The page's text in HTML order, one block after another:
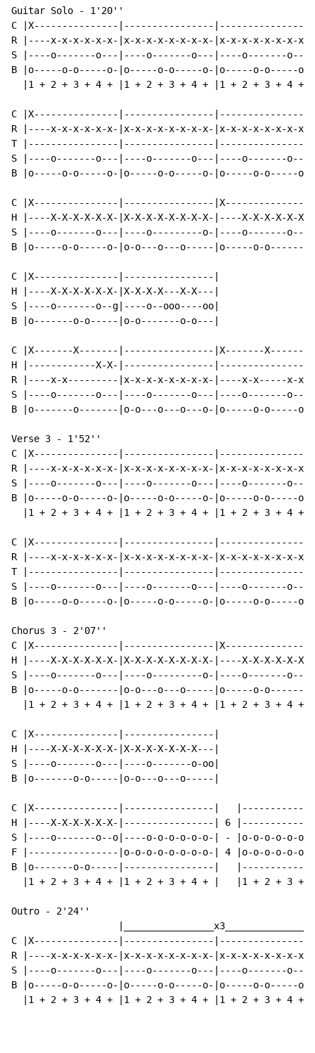
Guitar Solo - 1'20''
C |X---------------|----------------
R |----x-x-x-x-x-x-|x-x-x-x-x-x-x-x-|x-x-x-x-x-x-x-x-
S |----o-------o---|----o-------o---|----o-------
B |o-----o-o-----o-|o-----o-o-----o-|o-----o-o-----
|1 + 2 + 3 + 4 + |1 + 2 + 3 + 4 + |1 + 2 + 3 + 4 +
C |X---------------|----------------
R |----x-x-x-x-x-x-|x-x-x-x-x-x-x-x-|x-x-x-x-x-x-x-
T |----------------|----------------|----------------
S |----o-------o---|----o-------o---|----o-------o---
B |o-----o-o-----o-|o-----o-o-----o-|o-----o-o-----
C |X---------------|----------------
H |----X-X-X-X-X-X-|X-X-X-X-X-X-X-X-|----X-X-X-X-X-X-
S |----o-------o---|----o---------o-|----o-------o--
B |o-----o-o-----o-|o-o---o---o-----|o-----o-o-------
C |X---------------|----------------|
H |----X-X-X-X-X-X-|X-X-X-X---X-X---|
S |----o-------o--g|----o--ooo----oo|
B |o-------o-o-----|o-o-------o-o---|
C |X-------X-------|----------------|X-------
H |------------X-X-|----------------
R |----x-x---------|x-x-x-x-x-x-x-x-|----x-x-----x-x-
S |----o-------o---|----o-------o---|----o-------o---
B |o-------o-------|o-o---o---o---o-|o-----o-o-----
Verse 3 - 1'52''
C |X---------------|----------------
R |----x-x-x-x-x-x-|x-x-x-x-x-x-x-x-|x-x-x-x-x-x-x-x-
S |----o-------o---|----o-------o---|----o-------
B |o-----o-o-----o-|o-----o-o-----o-|o-----o-o-----
|1 + 2 + 3 + 4 + |1 + 2 + 3 + 4 + |1 + 2 + 3 + 4 +
C |X---------------|----------------
R |----x-x-x-x-x-x-|x-x-x-x-x-x-x-x-|x-x-x-x-x-x-x-
T |----------------|----------------|----------------
S |----o-------o---|----o-------o---|----o-------o---
B |o-----o-o-----o-|o-----o-o-----o-|o-----o-o-----
Chorus 3 - 2'07''
C |X---------------|----------------
H |----X-X-X-X-X-X-|X-X-X-X-X-X-X-X-|----X-X-X-X-X-X-
S |----o-------o---|----o---------o-|----o-------o---
B |o-----o-o-------|o-o---o---o-----|o-----o-o-------
|1 + 2 + 3 + 4 + |1 + 2 + 3 + 4 + |1 + 2 + 3 + 4 +
C |X---------------|----------------|
H |----X-X-X-X-X-X-|X-X-X-X-X-X-X---|
S |----o-------o---|----o-------o-oo|
B |o-------o-o-----|o-o---o---o-----|
C |X---------------|----------------|
H |----X-X-X-X-X-X-|----------------| 6
S |----o-------o--o|----o-o-o-o-o-o-| - |o-o-o-o-o-o-o-
F |----------------|o-o-o-o-o-o-o-o-| 4 |o-o-o-o-o-o-
B |o-------o-o-----|----------------|
|1 + 2 + 3 + 4 + |1 + 2 + 3 + 4 + |   |1 + 2 + 3 +
Outro - 2'24''
                   |________________x3_______________|
C |X---------------|----------------
R |----x-x-x-x-x-x-|x-x-x-x-x-x-x-x-|x-x-x-x-x-x-
S |----o-------o---|----o-------o---|----o-------
B |o-----o-o-----o-|o-----o-o-----o-|o-----o-o-----
|1 + 2 + 3 + 4 + |1 + 2 + 3 + 4 + |1 + 2 + 3 + 4 +